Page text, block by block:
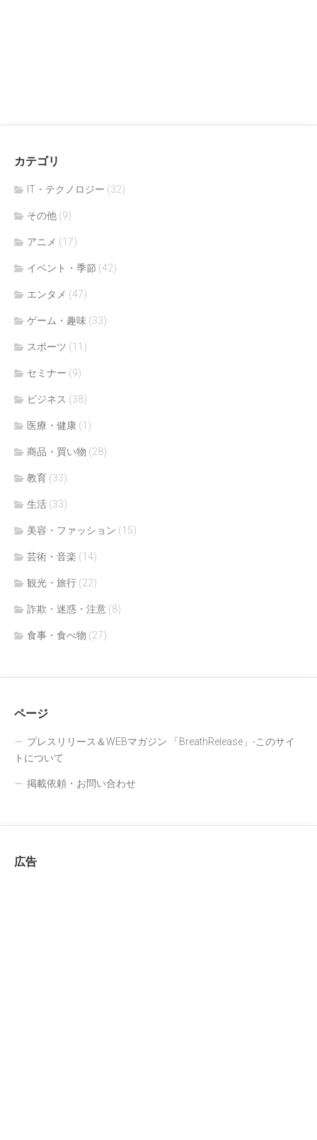
カテゴリ
IT・テクノロジー (32)
その他 (9)
アニメ (17)
イベント・季節 (42)
エンタメ (47)
ゲーム・趣味 (33)
スポーツ (11)
セミナー (9)
ビジネス (38)
医療・健康 (1)
商品・買い物 (28)
教育 (33)
生活 (33)
美容・ファッション (15)
芸術・音楽 (14)
観光・旅行 (22)
詐欺・迷惑・注意 (8)
食事・食べ物 (27)
ページ
プレスリリース＆WEBマガジン 「BreathRelease」-このサイ
トについて
掲載依頼・お問い合わせ
広告